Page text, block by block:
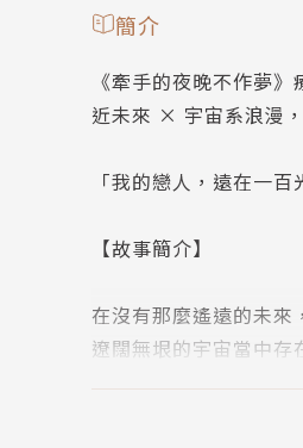
簡介
《牽手的夜晚不作夢
近未來 × 宇宙系浪漫
「我的戀人，遠在一百
【故事簡介】
在沒有那麼遙遠的未來
遼闊無垠的宇宙當中存